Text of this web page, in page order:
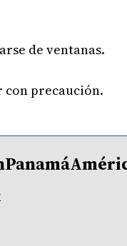
de ventanas.
precaución.